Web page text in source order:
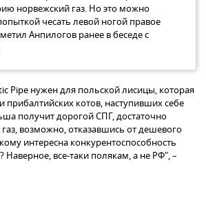
норвежский газ. Но это можно
чесать левой ногой правое
Анпилогов ранее в беседе с
Pipe нужен для польской лисицы, которая
прибалтийских котов, наступивших себе
получит дорогой СПГ, достаточно
возможно, отказавшись от дешевого
интересна конкурентоспособность
Наверное, все-таки полякам, а не РФ", –